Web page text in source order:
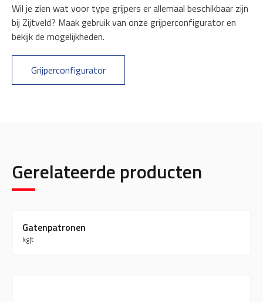
Wil je zien wat voor type grijpers er allemaal beschikbaar zijn
bij Zijtveld? Maak gebruik van onze grijperconfigurator en
bekijk de mogelijkheden.
Grijperconfigurator
Gerelateerde producten
Gatenpatronen
kg|t